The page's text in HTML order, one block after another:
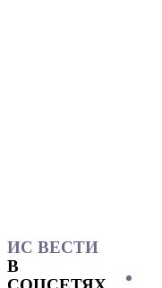
ИС ВЕСТИ
В